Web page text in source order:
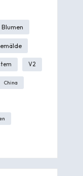
Blumen
V2
China